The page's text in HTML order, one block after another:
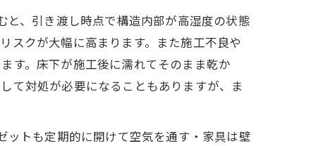
、引き渡し時点で構造内部が高湿度の状態
スクが大幅に高まります。また施工不良や
す。床下が施工後に濡れてそのまま乾か
て対処が必要になることもありますが、ま
トも定期的に開けて空気を通す・家具は壁